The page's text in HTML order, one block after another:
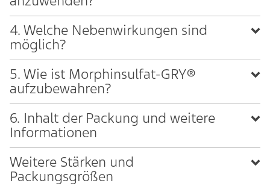
4. Welche Nebenwirkungen sind
möglich?
5. Wie ist Morphinsulfat-GRY®
aufzubewahren?
6. Inhalt der Packung und weitere
Informationen
Weitere Stärken und
Packungsgrößen